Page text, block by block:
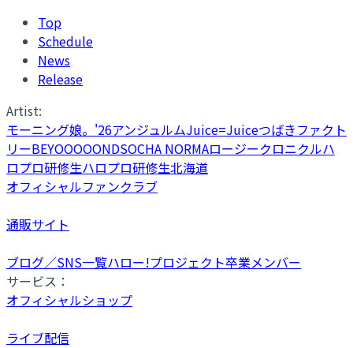
Top
Schedule
News
Release
Artist:
モーニング娘。'26アンジュルムJuice=Juiceつばきファクト
リーBEYOOOOONDSOCHA NORMAロージークロニクルハ
ロプロ研修生ハロプロ研修生北海道
オフィシャルファンクラブ
通販サイト
ブログ／SNS一覧ハロー!プロジェクト卒業メンバー
サービス：
オフィシャルショップ
ライブ配信